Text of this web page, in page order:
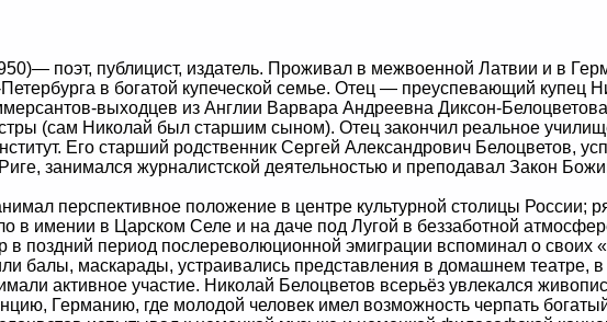
поэт, публицист, издатель. Проживал в межвоенной Латвии и в
в богатой купеческой семье. Отец — преуспевающий купец
выходцев из Англии Варвара Андреевна Диксон-
(сам Николай был старшим сыном). Отец закончил реальное
Его старший родственник Сергей Александрович Белоцветов,
занимался журналистской деятельностью и преподавал Закон
перспективное положение в центре культурной столицы России;
в имении в Царском Селе и на даче под Лугой в беззаботной
в поздний период послереволюционной эмиграции вспоминал о своих
балы, маскарады, устраивались представления в домашнем театре, в
активное участие. Николай Белоцветов всерьёз увлекался
Германию, где молодой человек имел возможность черпать богатый